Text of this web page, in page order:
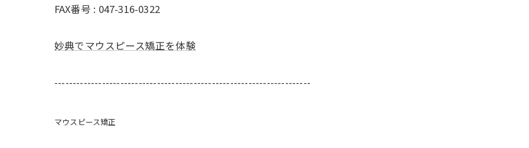
FAX番号 : 047-316-0322
妙典でマウスピース矯正を体験
----------------------------------------------------------------------
マウスピース矯正